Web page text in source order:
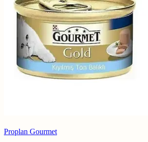
Proplan Gourmet